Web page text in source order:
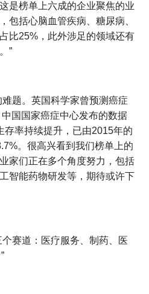
是榜单上六成的企业聚焦的业
包括心脑血管疾病、糖尿病、
比25%，此外涉足的领域还有
”
题。英国科学家曾预测癌症
国国家癌症中心发布的数据
存率持续提升，已由2015年的
。很高兴看到我们榜单上的
家们正在多个角度努力，包括
智能药物研发等，期待或许下
赛道：医疗服务、制药、医